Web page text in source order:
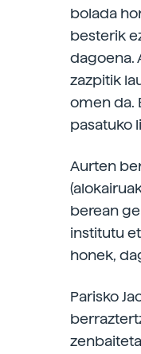
bolada
besterik
dagoena.
zazpitik
omen da.
pasatuko
Aurten
berean
institutu
honek,
Parisko